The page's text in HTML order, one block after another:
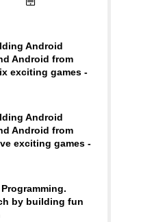
Android
Android from
exciting games -
Android
Android from
exciting games -
by building fun